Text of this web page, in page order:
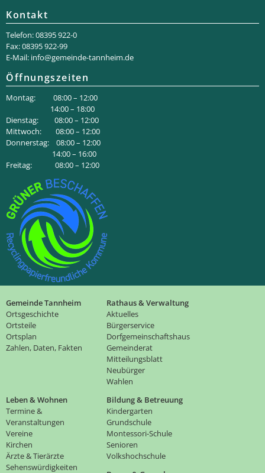
Kontakt
Telefon: 08395 922-0
Fax: 08395 922-99
E-Mail: info@gemeinde-tannheim.de
Öffnungszeiten
Montag: 08:00 – 12:00
14:00 – 18:00
Dienstag: 08:00 – 12:00
Mittwoch: 08:00 – 12:00
Donnerstag: 08:00 – 12:00
14:00 – 16:00
Freitag: 08:00 – 12:00
Gemeinde Tannheim
Ortsgeschichte
Ortsteile
Ortsplan
Zahlen, Daten, Fakten
Rathaus & Verwaltung
Aktuelles
Bürgerservice
Dorfgemeinschaftshaus
Gemeinderat
Mitteilungsblatt
Neubürger
Wahlen
Leben & Wohnen
Termine &
Veranstaltungen
Vereine
Kirchen
Ärzte & Tierärzte
Sehenswürdigkeiten
Bildung & Betreuung
Kindergarten
Grundschule
Montessori-Schule
Senioren
Volkshochschule